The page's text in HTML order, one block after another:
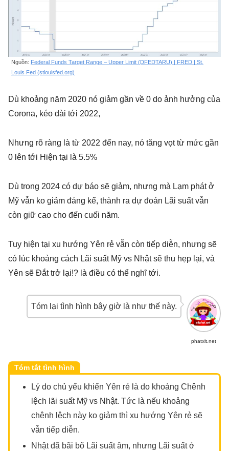
Nguồn: Federal Funds Target Range – Upper Limit (DFEDTARU) | FRED | St.
Louis Fed (stlouisfed.org)
Dù khoảng năm 2020 nó giảm gần về 0 do ảnh hưởng của
Corona, kéo dài tới 2022,
Nhưng rõ ràng là từ 2022 đến nay, nó tăng vọt từ mức gần
0 lên tới Hiện tại là 5.5%
Dù trong 2024 có dự báo sẽ giảm, nhưng mà Lạm phát ở
Mỹ vẫn ko giảm đáng kể, thành ra dự đoán Lãi suất vẫn
còn giữ cao cho đến cuối năm.
Tuy hiện tại xu hướng Yên rẻ vẫn còn tiếp diễn, nhưng sẽ
có lúc khoảng cách Lãi suất Mỹ vs Nhật sẽ thu hẹp lại, và
Yên sẽ Đắt trở lại!? là điều có thể nghĩ tới.
phatxit.net
Tóm lại tình hình bây giờ là như thế này.
Tóm tắt tình hình
Lý do chủ yếu khiến Yên rẻ là do khoảng Chênh
lệch lãi suất Mỹ vs Nhật. Tức là nếu khoảng
chênh lệch này ko giảm thì xu hướng Yên rẻ sẽ
vẫn tiếp diễn.
Nhật đã bãi bõ Lãi suất âm, nhưng Lãi suất ở